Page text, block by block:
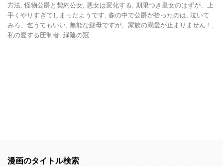
方法, 怪物公爵と契約公女, 悪女は変化する, 期限つき皇女のはずが、上
手くやりすぎてしまったようです, 森の中で公爵が拾ったのは, 泣いて
みろ、乞うてもいい, 無能な継母ですが、家族の溺愛が止まりません！ ,
私の愛する圧制者, 緑陰の冠
漫画のタイトル検索